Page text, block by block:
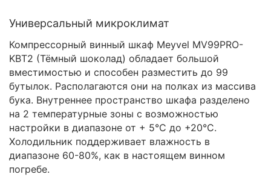
Универсальный микроклимат
Компрессорный винный шкаф Meyvel MV99PRO-
KBT2 (Тёмный шоколад) обладает большой
вместимостью и способен разместить до 99
бутылок. Располагаются они на полках из массива
бука. Внутреннее пространство шкафа разделено
на 2 температурные зоны с возможностью
настройки в диапазоне от + 5°C до +20°C.
Холодильник поддерживает влажность в
диапазоне 60-80%, как в настоящем винном
погребе.